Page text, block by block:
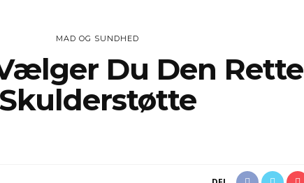
MAD OG SUNDHED
Du Den Rette
Skulderstøtte